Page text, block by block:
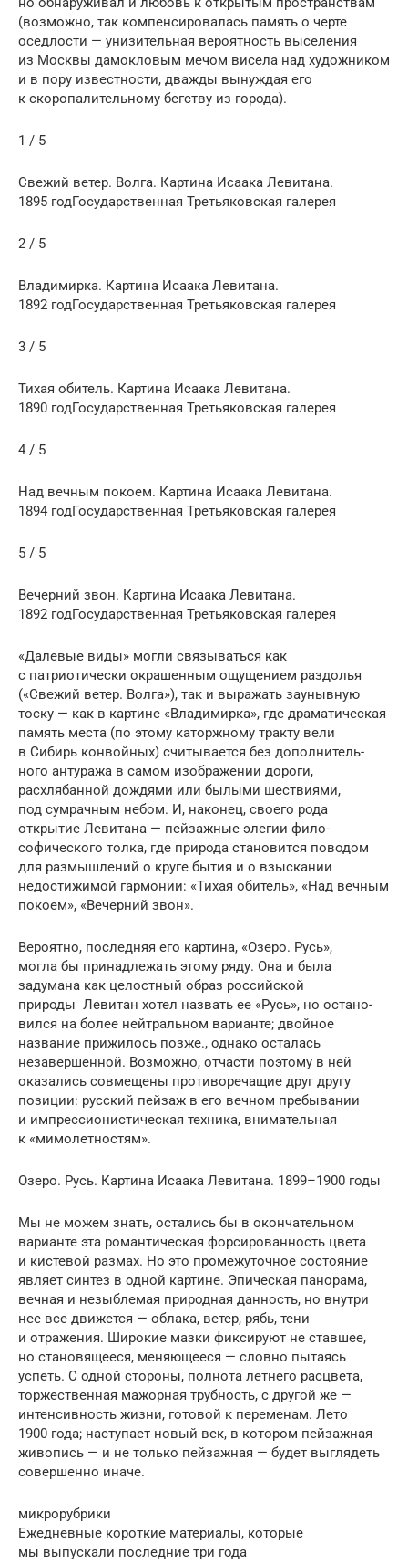
(возможно, так компенсировалась память о черте
оседлости — унизительная вероятность выселения
из Москвы дамокло­вым мечом висела над художником
и в пору известности, дважды вынуждая его
к скоропали­тельному бегству из города).
1 / 5
Свежий ветер. Волга. Картина Исаака Левитана.
1895 годГосударственная Третьяковская галерея
2 / 5
Владимирка. Картина Исаака Левитана.
1892 годГосударственная Третьяковская галерея
3 / 5
Тихая обитель. Картина Исаака Левитана.
1890 годГосударственная Третьяковская галерея
4 / 5
Над вечным покоем. Картина Исаака Левитана.
1894 годГосударственная Третьяковская галерея
5 / 5
Вечерний звон. Картина Исаака Левитана.
1892 годГосударственная Третьяковская галерея
«Далевые виды» могли связыва­ться как
с патриотически окрашенным ощу­щением раздолья
(«Свежий ветер. Волга»), так и выражать заунывную
тоску — как в картине «Владимирка», где драматическая
память места (по этому каторжному тракту вели
в Сибирь конвойных) считывается без допол­нитель­
ного антуража в самом изображении дороги,
расхлябанной дождями или бы­лыми шествиями,
под сумрач­ным небом. И, наконец, своего рода
открытие Левитана — пейзажные элегии фило­
софического толка, где природа становит­ся поводом
для размыш­лений о круге бытия и о взыскании
недостижимой гармонии: «Тихая обитель», «Над вечным
покоем», «Вечерний звон».
Вероятно, последняя его картина, «Озеро. Русь»,
могла бы принадлежать этому ряду. Она и была
задумана как целостный образ российской
природы Левитан хотел назвать ее «Русь», но остано­
вился на более нейтральном варианте; двой­ное
название прижилось позже., однако осталась
незавершенной. Возможно, отчасти поэтому в ней
оказались совме­щены противоречащие друг другу
позиции: русский пейзаж в его вечном пре­бы­­вании
и импрессионис­тическая техник​а, внимательная
к «мимолетно­стям».
Озеро. Русь. Картина Исаака Левитана. 1899–1900 годы
Мы не можем знать, остались бы в окончательном
варианте эта романтиче­ская форсированность цвета
и кистевой размах. Но это промежуточное состоя­ние
являет синтез в одной картине. Эпическая панорама,
вечная и незыблемая природная данность, но внутри
нее все движется — облака, ветер, рябь, тени
и отражения. Широкие мазки фиксируют не ставшее,
но становящееся, меняю­щееся — словно пытаясь
успеть. С одной стороны, полнота летнего расцвета,
торжественная мажорная трубность, с другой же —
интенсивность жизни, готовой к переменам. Лето
1900 года; наступает новый век, в котором пейзаж­ная
живопись — и не только пейзажная — будет выглядеть
совершенно иначе.
микрорубрики
Ежедневные короткие материалы, которые
мы выпускали последние три года